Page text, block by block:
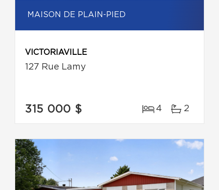
MAISON DE PLAIN-PIED
VICTORIAVILLE
127 Rue Lamy
315 000 $ 4 2